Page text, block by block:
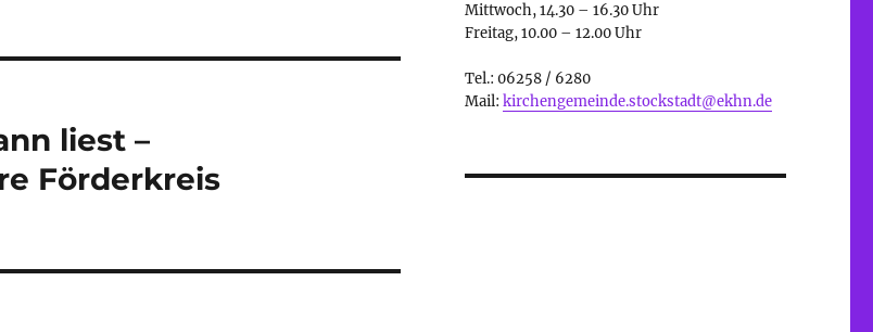
liest –
Förderkreis
Mittwoch, 14.30 – 16.30 Uhr
Freitag, 10.00 – 12.00 Uhr
Tel.: 06258 / 6280
Mail: kirchengemeinde.stockstadt@ekhn.de